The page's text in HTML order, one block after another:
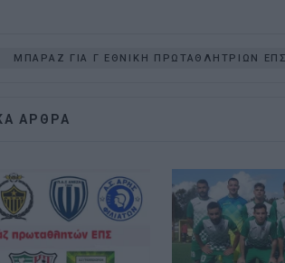
ΜΠΑΡΑΖ ΓΙΑ Γ ΕΘΝΙΚΗ ΠΡΩΤΑΘΛΗΤΡΙΩΝ ΕΠΣ
AΡΘΡΑ